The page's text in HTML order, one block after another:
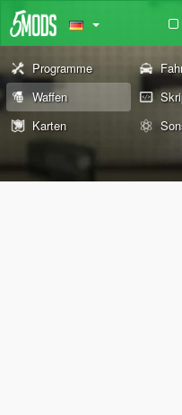
Programme
Waffen
Karten